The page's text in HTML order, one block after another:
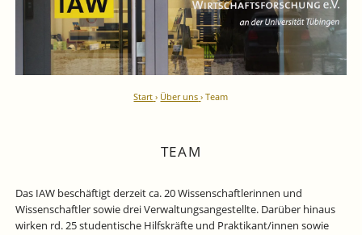
Start Über uns Team
TEAM
Das IAW beschäftigt derzeit ca. 20 Wissenschaftlerinnen und
Wissenschaftler sowie drei Verwaltungsangestellte. Darüber hinaus
wirken rd. 25 studentische Hilfskräfte und Praktikant/innen sowie